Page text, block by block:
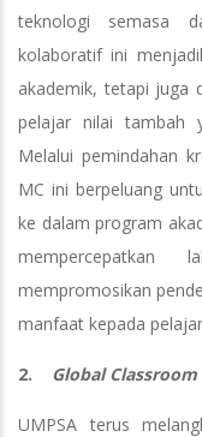
teknologi semasa
kolaboratif ini
akademik, tetapi juga
pelajar nilai tambah
Melalui pemindahan
MC ini berpeluang
ke dalam program
mempercepatkan
mempromosikan
manfaat kepada
2. Global Classroom
UMPSA terus